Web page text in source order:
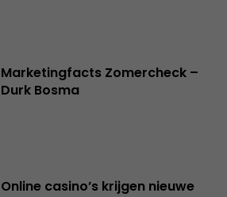
Marketingfacts Zomercheck –
Durk Bosma
Online casino’s krijgen nieuwe